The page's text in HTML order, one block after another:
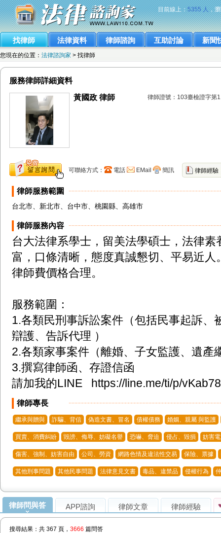
目前線上：5355 人，
找律師 法律資料 律師諮詢 互助討論 新聞
您現在的位置： 法律諮詢家 > 找律師
服務律師詳細資料
黃國政 律師
律師證號：103臺檢證字第
律師經驗
可聯絡方式： 電話 EMail 簡訊
律師服務範圍
台北市、新北市、台中市、桃園縣、高雄市
律師服務內容
台大法律系學士，留美法學碩士，法律
富，口條清晰，態度真誠懇切、平易近人
律師費價格合理。
服務範圍：
1.各類民刑事訴訟案件（包括民事起訴、
辯護、告訴代理 ）
2.各類家事案件（離婚、子女監護、遺產
3.撰寫律師函、存證信函
請加我的LINE   https://line.me/ti/p/
律師專長
繼承與贈與 詐騙、背信 偽造文書、冒名 債權債務 婚姻、親屬 與監護
買賣、消費糾紛 毀謗、侮辱、妨礙名譽 恐嚇、脅迫 侵占、毀損 妨害
傷害、強制、妨害自由 公司、勞資 網路色情及違法性交易 保險、票據
其他刑事問題 其他民事問題 法律意見文書 毒品、違禁品 侵權行為
律師問與答 APP諮詢 律師文章 律師經驗
搜尋結果：共 367 頁，3666 篇問答